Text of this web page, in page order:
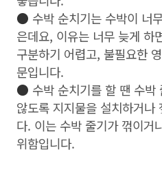
● 수박 순치기는 수박이 너
은데요, 이유는 너무 늦게 하
구분하기 어렵고, 불필요한
문입니다.
● 수박 순치기를 할 땐 수박
않도록 지지물을 설치하거나
다. 이는 수박 줄기가 꺾이거
위함입니다.